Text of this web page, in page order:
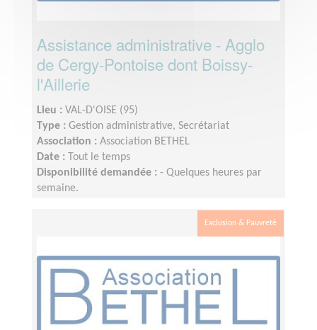
Assistance administrative - Agglo
de Cergy-Pontoise dont Boissy-
l'Aillerie
Lieu : VAL-D'OISE (95)
Type : Gestion administrative, Secrétariat
Association : Association BETHEL
Date :
Tout le temps
Disponibilité demandée : - Quelques heures par
semaine.
Exclusion & Pauvreté